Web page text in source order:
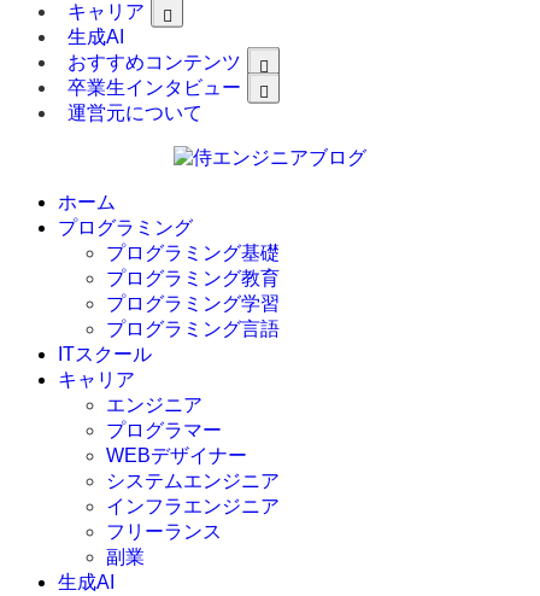
キャリア
生成AI
おすすめコンテンツ
卒業生インタビュー
運営元について
ホーム
プログラミング
プログラミング基礎
プログラミング教育
プログラミング学習
プログラミング言語
C言語
C#
VBA
Go言語
Kotlin
Java
JavaScript
ITスクール
キャリア
エンジニア
プログラマー
WEBデザイナー
システムエンジニア
インフラエンジニア
フリーランス
副業
生成AI